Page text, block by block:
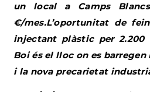
un local a Camps
€/mes.L’oportunitat de
injectant plàstic per 2.200
Boi és el lloc on es
i la nova precarietat